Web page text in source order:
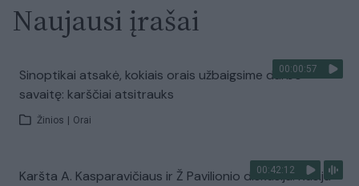
Naujausi įrašai
00:00:57
Sinoptikai atsakė, kokiais orais užbaigsime darbo
savaitę: karščiai atsitrauks
Žinios Orai
00:42:12
Karšta A. Kasparavičiaus ir Ž Pavilionio diskusija: Rusija